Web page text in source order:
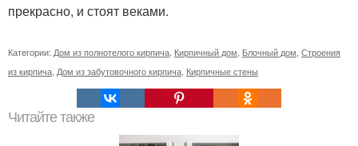
прекрасно, и стоят веками.
Категории: Дом из полнотелого кирпича, Кирпичный дом, Блочный дом, Строения
из кирпича, Дом из забутовочного кирпича, Кирпичные стены
Читайте также